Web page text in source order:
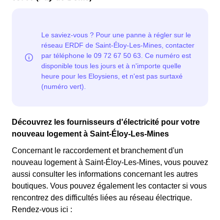
d'électricité de France et est disponible pour les
Eloysiens éligibles. 💡🏠
différencie deux tarifs : pendant 22 jours le prix de
rapport au tarif normal à Saint-Éloy-Les-Mines. ⚡💸
Découvrez les fournisseurs d'électricité pour votre
nouveau logement à Saint-Éloy-Les-Mines
Concernant le raccordement et branchement d'un
nouveau logement à Saint-Éloy-Les-Mines, vous pouvez
aussi consulter les informations concernant les autres
boutiques. Vous pouvez également les contacter si vous
rencontrez des difficultés liées au réseau électrique.
Rendez-vous ici :